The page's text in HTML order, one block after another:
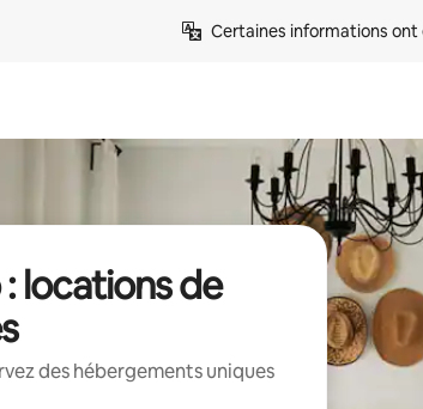
Certaines informations
locations de
des hébergements uniques